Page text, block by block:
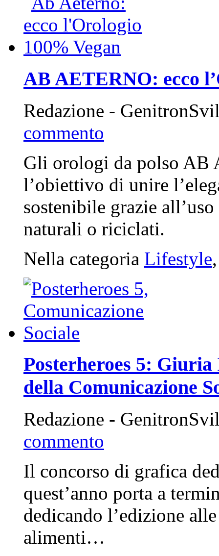
AB AETERNO: ecco
Redazione -
commento
Gli orologi da polso AB
l’obiettivo di unire
sostenibile grazie
naturali o riciclati.
Nella categoria Lifestyle
Posterheroes 5:
della Comunicazione
Redazione -
commento
Il concorso di grafica
quest’anno porta a
dedicando l’edizione
alimenti…